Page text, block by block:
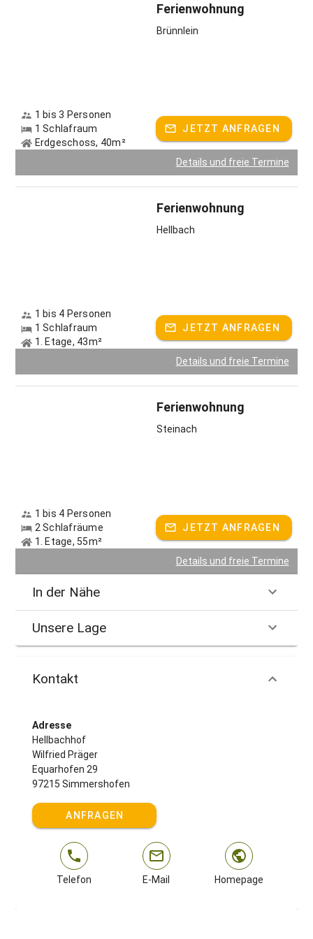
Ob sportlich aktiv oder kulturell interessiert – Ihren Urlaub
Ferienwohnung
Brünnlein
1 bis 3 Personen
1 Schlafraum
Erdgeschoss, 40m²
JETZT ANFRAGEN
Details und freie Termine
Ferienwohnung
Hellbach
1 bis 4 Personen
1 Schlafraum
1. Etage, 43m²
JETZT ANFRAGEN
Details und freie Termine
Ferienwohnung
Steinach
1 bis 4 Personen
2 Schlafräume
1. Etage, 55m²
JETZT ANFRAGEN
Details und freie Termine
In der Nähe
Unsere Lage
Kontakt
Adresse
Hellbachhof
Wilfried Präger
Equarhofen 29
97215 Simmershofen
ANFRAGEN
Telefon E-Mail Homepage